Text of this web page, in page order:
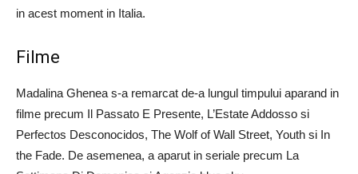
in acest moment in Italia.
Filme
Madalina Ghenea s-a remarcat de-a lungul timpului aparand in
filme precum Il Passato E Presente, L’Estate Addosso si
Perfectos Desconocidos, The Wolf of Wall Street, Youth si In
the Fade. De asemenea, a aparut in seriale precum La